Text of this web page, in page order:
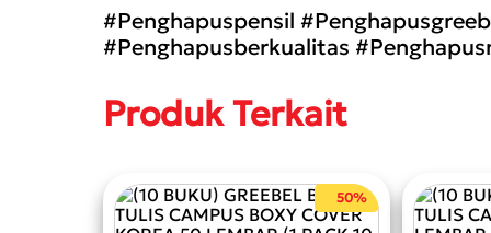
#Penghapuspensil
#Penghapusberkualitas
Produk Terkait
50%